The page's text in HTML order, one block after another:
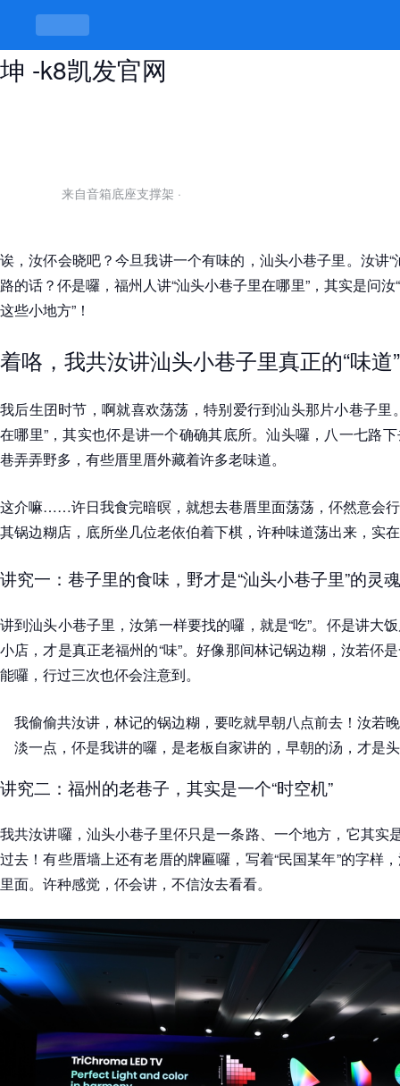
汕头小巷子里在哪里，巷巷弄弄有乾
坤 -k8凯发官网
来自音箱底座支撑架 ·
诶，汝伓会晓吧？今旦我讲一个有味的，汕头小巷子里。汝讲
路的话？伓是囉，福州人讲“汕头小巷子里在哪里”，其实是问
这些小地方”！
着咯，我共汝讲汕头小巷子里真正的“味道”
我后生囝时节，啊就喜欢荡荡，特别爱行到汕头那片小巷子里
在哪里”，其实也伓是讲一个确确其底所。汕头囉，八一七路
巷弄弄野多，有些厝里厝外藏着许多老味道。
这介嘛……许日我食完暗暝，就想去巷厝里面荡荡，伓然意会
其锅边糊店，底所坐几位老依伯着下棋，许种味道荡出来，实
讲究一：巷子里的食味，野才是“汕头小巷子里”的灵魂
讲到汕头小巷子里，汝第一样要找的囉，就是“吃”。伓是讲大
小店，才是真正老福州的“味”。好像那间林记锅边糊，汝若伓
能囉，行过三次也伓会注意到。
我偷偷共汝讲，林记的锅边糊，要吃就早朝八点前去！汝若
淡一点，伓是我讲的囉，是老板自家讲的，早朝的汤，才是
讲究二：福州的老巷子，其实是一个“时空机”
我共汝讲囉，汕头小巷子里伓只是一条路、一个地方，它其实
过去！有些厝墙上还有老厝的牌匾囉，写着“民国某年”的字样
里面。许种感觉，伓会讲，不信汝去看看。